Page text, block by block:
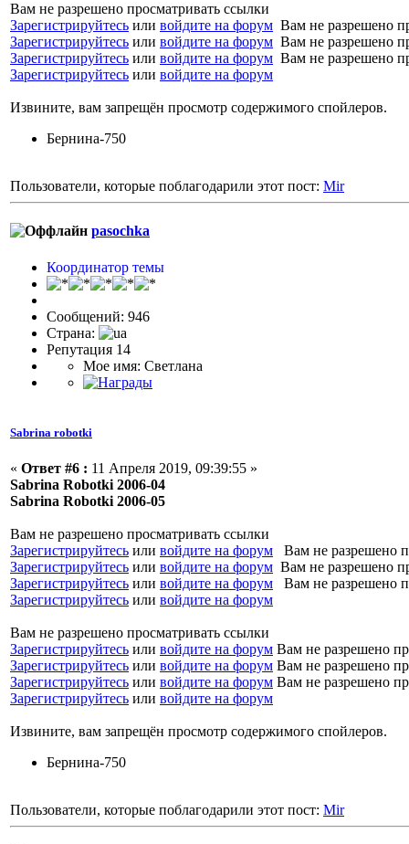
Вам не разрешено просматривать ссылки
Зарегистрируйтесь или войдите на форум Вам не разрешено
Зарегистрируйтесь или войдите на форум Вам не разрешено
Зарегистрируйтесь или войдите на форум Вам не разрешено
Зарегистрируйтесь или войдите на форум
Извините, вам запрещён просмотр содержимого спойлеров.
Бернина-750
Пользователи, которые поблагодарили этот пост: Mir
pasochka
Координатор темы
Сообщений: 946
Страна:
Репутация 14
Мое имя: Светлана
Sabrina robotki
« Ответ #6 : 11 Апреля 2019, 09:39:55 »
Sabrina Robotki 2006-04
Sabrina Robotki 2006-05
Вам не разрешено просматривать ссылки
Зарегистрируйтесь или войдите на форум Вам не разрешено
Зарегистрируйтесь или войдите на форум Вам не разрешено
Зарегистрируйтесь или войдите на форум Вам не разрешено
Зарегистрируйтесь или войдите на форум
Вам не разрешено просматривать ссылки
Зарегистрируйтесь или войдите на форум Вам не разрешено
Зарегистрируйтесь или войдите на форум Вам не разрешено
Зарегистрируйтесь или войдите на форум Вам не разрешено
Зарегистрируйтесь или войдите на форум
Извините, вам запрещён просмотр содержимого спойлеров.
Бернина-750
Пользователи, которые поблагодарили этот пост: Mir